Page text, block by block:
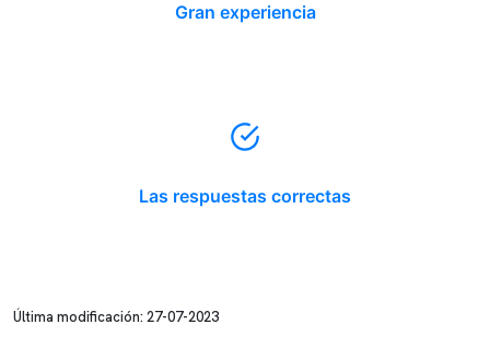
Gran experiencia
Las respuestas correctas
Última modificación: 27-07-2023